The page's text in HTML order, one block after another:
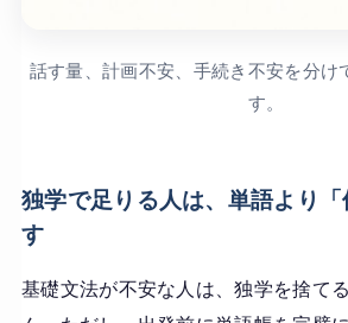
話す量、計画不安、手続き不安を分け
す。
独学で足りる人は、単語より
す
基礎文法が不安な人は、独学を捨て